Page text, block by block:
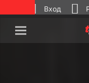
Вход